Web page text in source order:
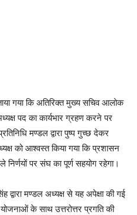
गया कि अतिरिक्त मुख्य सचिव आलोक
पद का कार्यभार ग्रहण करने पर
मण्डल द्वारा पुष्प गुच्छ देकर
को आश्वस्त किया गया कि प्रशासन
निर्णयों पर संघ का पूर्ण सहयोग रहेगा।
द्वारा मण्डल अध्यक्ष से यह अपेक्षा की गई
के साथ उत्तरोत्तर प्रगति की